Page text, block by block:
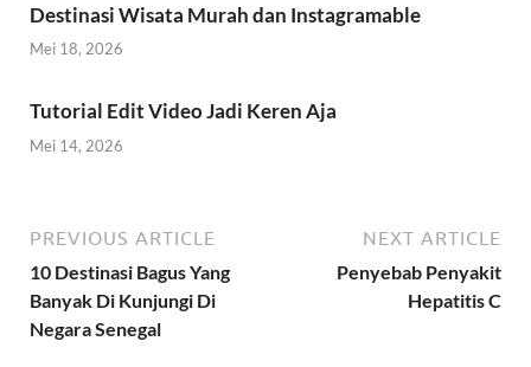
Destinasi Wisata Murah dan Instagramable
Mei 18, 2026
Tutorial Edit Video Jadi Keren Aja
Mei 14, 2026
PREVIOUS ARTICLE
10 Destinasi Bagus Yang
Banyak Di Kunjungi Di
Negara Senegal
NEXT ARTICLE
Penyebab Penyakit
Hepatitis C